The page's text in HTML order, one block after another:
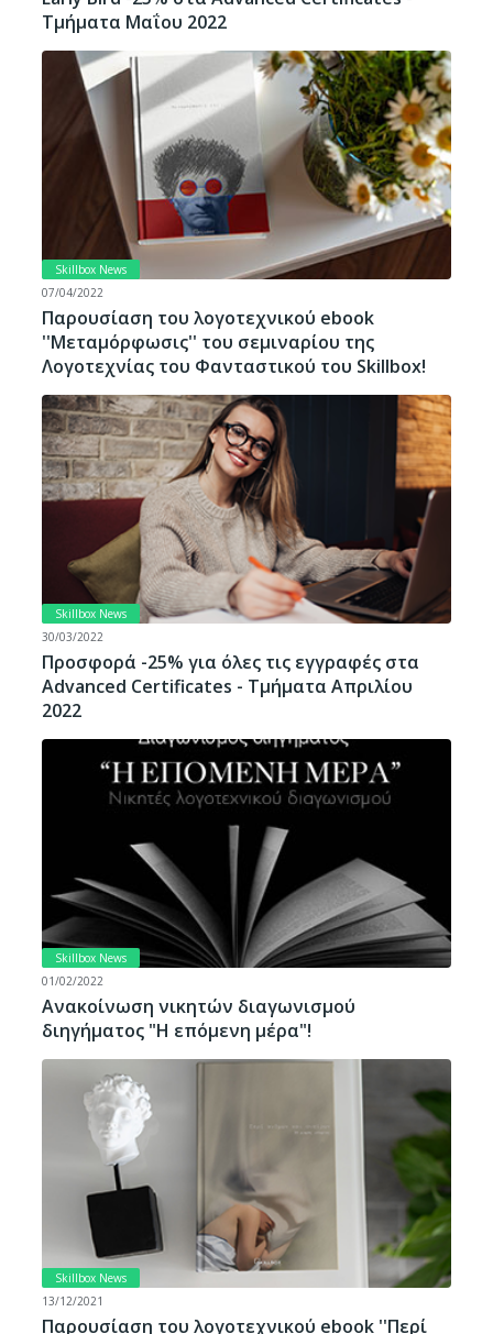
Tμήματα Μαΐου 2022
Skillbox News
07/04/2022
Παρουσίαση του λογοτεχνικού ebook
''Μεταμόρφωσις'' του σεμιναρίου της
Λογοτεχνίας του Φανταστικού του Skillbox!
Skillbox News
30/03/2022
Προσφορά -25% για όλες τις εγγραφές στα
Αdvanced Certificates - Tμήματα Απριλίου
2022
Skillbox News
01/02/2022
Ανακοίνωση νικητών διαγωνισμού
διηγήματος "Η επόμενη μέρα"!
Skillbox News
13/12/2021
Παρουσίαση του λογοτεχνικού ebook ''Περί